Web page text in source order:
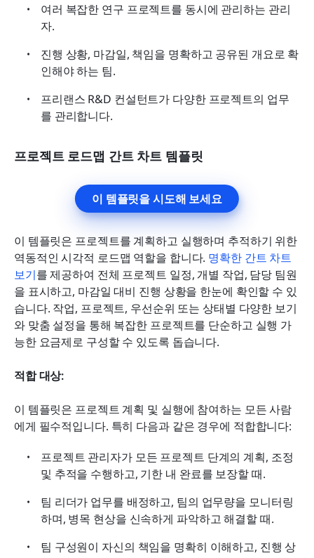
여러 복잡한 연구 프로젝트를 동시에 관리하는 관리
자.
진행 상황, 마감일, 책임을 명확하고 공유된 개요로 확
인해야 하는 팀.
프리랜스 R&D 컨설턴트가 다양한 프로젝트의 업무
를 관리합니다.
프로젝트 로드맵 간트 차트 템플릿
이 템플릿을 시도해 보세요
이 템플릿은 프로젝트를 계획하고 실행하며 추적하기 위한
역동적인 시각적 로드맵 역할을 합니다. 명확한 간트 차트
보기를 제공하여 전체 프로젝트 일정, 개별 작업, 담당 팀원
을 표시하고, 마감일 대비 진행 상황을 한눈에 확인할 수 있
습니다. 작업, 프로젝트, 우선순위 또는 상태별 다양한 보기
와 맞춤 설정을 통해 복잡한 프로젝트를 단순하고 실행 가
능한 요금제로 구성할 수 있도록 돕습니다.
적합 대상:
이 템플릿은 프로젝트 계획 및 실행에 참여하는 모든 사람
에게 필수적입니다. 특히 다음과 같은 경우에 적합합니다:
프로젝트 관리자가 모든 프로젝트 단계의 계획, 조정
및 추적을 수행하고, 기한 내 완료를 보장할 때.
팀 리더가 업무를 배정하고, 팀의 업무량을 모니터링
하며, 병목 현상을 신속하게 파악하고 해결할 때.
팀 구성원이 자신의 책임을 명확히 이해하고, 진행 상